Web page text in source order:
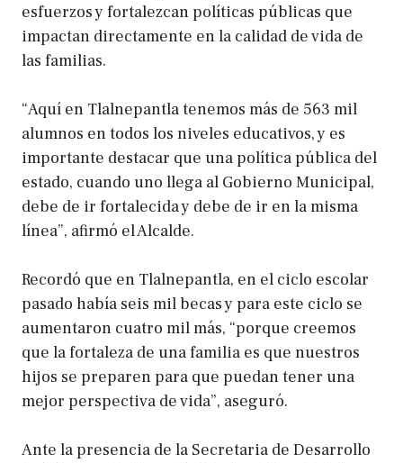
esfuerzos y fortalezcan políticas públicas que
impactan directamente en la calidad de vida de
las familias.
“Aquí en Tlalnepantla tenemos más de 563 mil
alumnos en todos los niveles educativos, y es
importante destacar que una política pública del
estado, cuando uno llega al Gobierno Municipal,
debe de ir fortalecida y debe de ir en la misma
línea”, afirmó el Alcalde.
Recordó que en Tlalnepantla, en el ciclo escolar
pasado había seis mil becas y para este ciclo se
aumentaron cuatro mil más, “porque creemos
que la fortaleza de una familia es que nuestros
hijos se preparen para que puedan tener una
mejor perspectiva de vida”, aseguró.
Ante la presencia de la Secretaria de Desarrollo